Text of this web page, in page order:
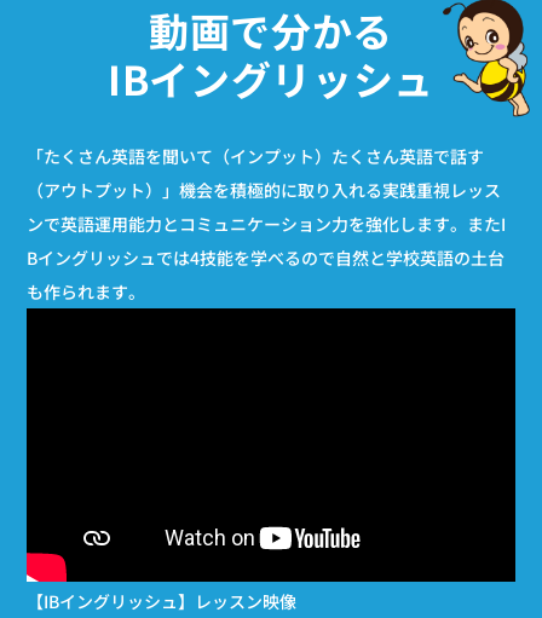
動画で分かる
IBイングリッシュ
「たくさん英語を聞いて（インプット）たくさん英語で話す
（アウトプット）」機会を積極的に取り入れる実践重視レッス
ンで英語運用能力とコミュニケーション力を強化します。またI
Bイングリッシュでは4技能を学べるので自然と学校英語の土台
も作られます。
【IBイングリッシュ】レッスン映像